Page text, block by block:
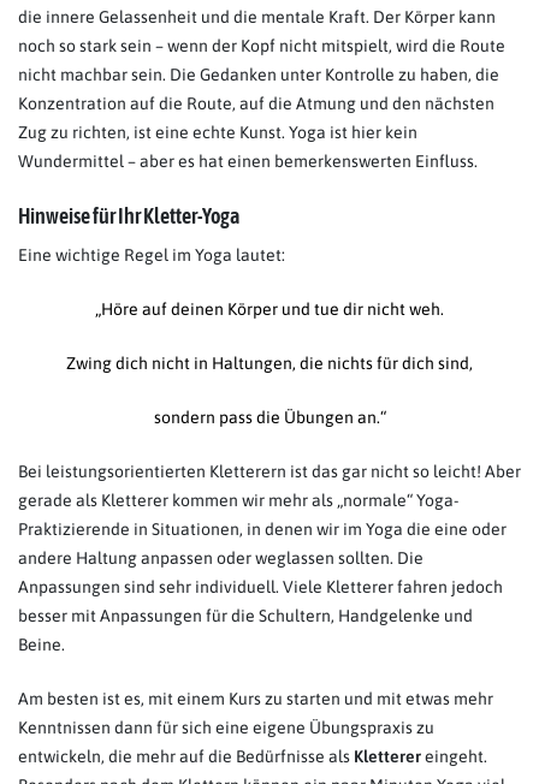
die innere Gelassenheit und die mentale Kraft. Der Körper kann
noch so stark sein – wenn der Kopf nicht mitspielt, wird die Route
nicht machbar sein. Die Gedanken unter Kontrolle zu haben, die
Konzentration auf die Route, auf die Atmung und den nächsten
Zug zu richten, ist eine echte Kunst. Yoga ist hier kein
Wundermittel – aber es hat einen bemerkenswerten Einfluss.
Hinweise für Ihr Kletter-Yoga
Eine wichtige Regel im Yoga lautet:
„Höre auf deinen Körper und tue dir nicht weh.
Zwing dich nicht in Haltungen, die nichts für dich sind,
sondern pass die Übungen an.“
Bei leistungsorientierten Kletterern ist das gar nicht so leicht! Aber
gerade als Kletterer kommen wir mehr als „normale“ Yoga-
Praktizierende in Situationen, in denen wir im Yoga die eine oder
andere Haltung anpassen oder weglassen sollten. Die
Anpassungen sind sehr individuell. Viele Kletterer fahren jedoch
besser mit Anpassungen für die Schultern, Handgelenke und
Beine.
Am besten ist es, mit einem Kurs zu starten und mit etwas mehr
Kenntnissen dann für sich eine eigene Übungspraxis zu
entwickeln, die mehr auf die Bedürfnisse als Kletterereingeht.